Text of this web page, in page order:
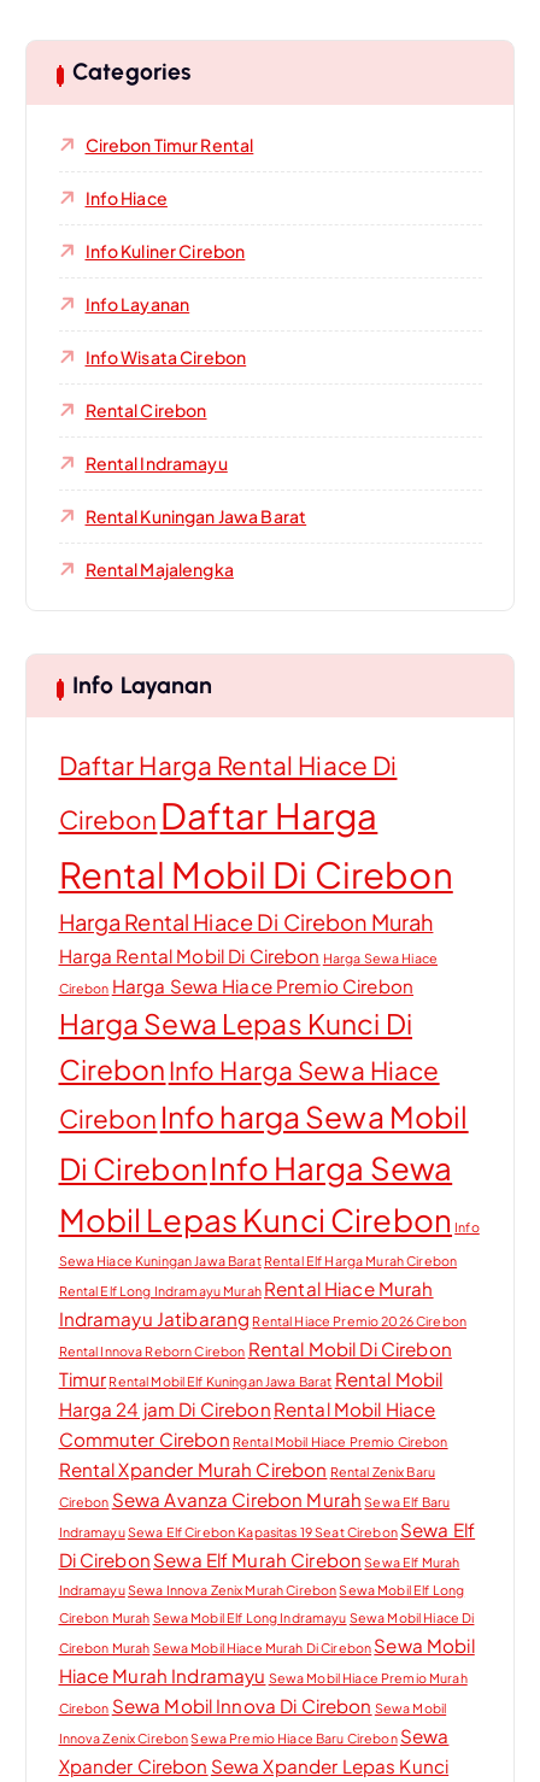
Categories
Cirebon Timur Rental
Info Hiace
Info Kuliner Cirebon
Info Layanan
Info Wisata Cirebon
Rental Cirebon
Rental Indramayu
Rental Kuningan Jawa Barat
Rental Majalengka
Info Layanan
Daftar Harga Rental Hiace Di
Cirebon Daftar Harga
Rental Mobil Di Cirebon
Harga Rental Hiace Di Cirebon Murah
Harga Rental Mobil Di Cirebon Harga Sewa Hiace
Cirebon Harga Sewa Hiace Premio Cirebon
Harga Sewa Lepas Kunci Di
CirebonInfo Harga Sewa Hiace
Cirebon Info harga Sewa Mobil
Di CirebonInfo Harga Sewa
Mobil Lepas Kunci Cirebon Info
Sewa Hiace Kuningan Jawa Barat Rental Elf Harga Murah Cirebon
Rental Elf Long Indramayu Murah Rental Hiace Murah
Indramayu Jatibarang Rental Hiace Premio 2026 Cirebon
Rental Innova Reborn Cirebon Rental Mobil Di Cirebon
Timur Rental Mobil Elf Kuningan Jawa Barat Rental Mobil
Harga 24 jam Di Cirebon Rental Mobil Hiace
Commuter Cirebon Rental Mobil Hiace Premio Cirebon
Rental Xpander Murah Cirebon Rental Zenix Baru
Cirebon Sewa Avanza Cirebon Murah Sewa Elf Baru
IndramayuSewa Elf Cirebon Kapasitas 19 Seat Cirebon Sewa Elf
Di Cirebon Sewa Elf Murah Cirebon Sewa Elf Murah
IndramayuSewa Innova Zenix Murah CirebonSewa Mobil Elf Long
Cirebon Murah Sewa Mobil Elf Long Indramayu Sewa Mobil Hiace Di
Cirebon Murah Sewa Mobil Hiace Murah Di Cirebon Sewa Mobil
Hiace Murah Indramayu Sewa Mobil Hiace Premio Murah
Cirebon Sewa Mobil Innova Di Cirebon Sewa Mobil
Innova Zenix CirebonSewa Premio Hiace Baru Cirebon Sewa
Xpander Cirebon Sewa Xpander Lepas Kunci